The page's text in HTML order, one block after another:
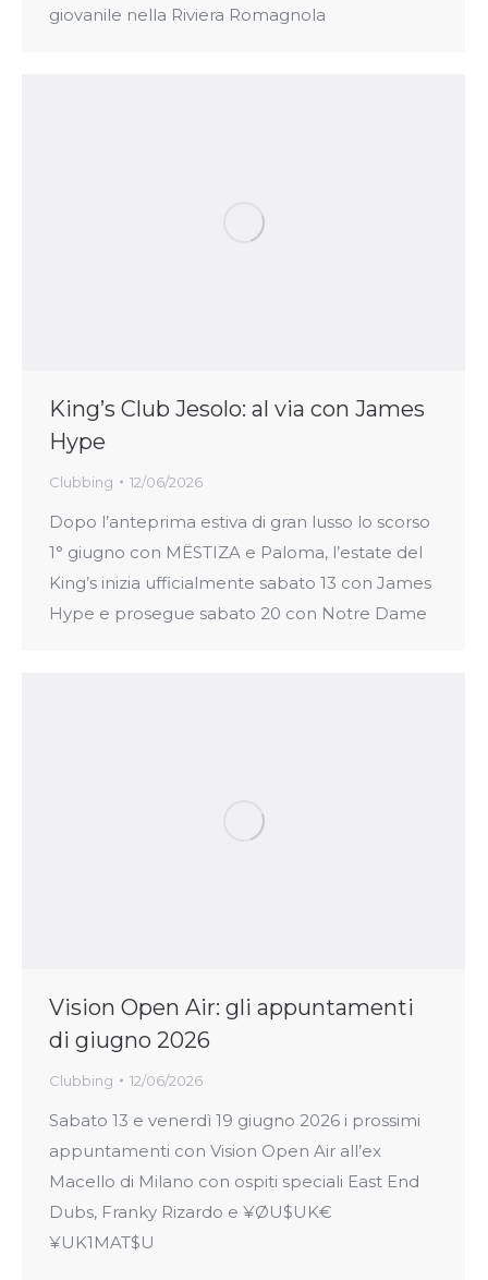
giovanile nella Riviera Romagnola
King’s Club Jesolo: al via con James
Hype
Clubbing 12/06/2026
Dopo l’anteprima estiva di gran lusso lo scorso
1° giugno con MËSTIZA e Paloma, l’estate del
King’s inizia ufficialmente sabato 13 con James
Hype e prosegue sabato 20 con Notre Dame
Vision Open Air: gli appuntamenti
di giugno 2026
Clubbing 12/06/2026
Sabato 13 e venerdì 19 giugno 2026 i prossimi
appuntamenti con Vision Open Air all’ex
Macello di Milano con ospiti speciali East End
Dubs, Franky Rizardo e ¥ØU$UK€
¥UK1MAT$U